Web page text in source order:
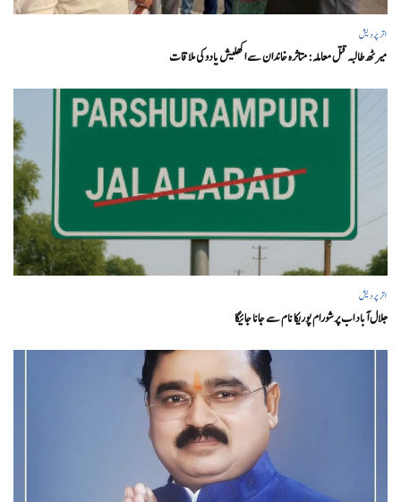
اتر پردیش
میرٹھ طالبہ قتل معاملہ: متاثرہ خاندان سے اکھلیش یادوکی ملاقات
اتر پردیش
جلال آباد اب پرشورام پوریکا نام سے جانا جائیگا